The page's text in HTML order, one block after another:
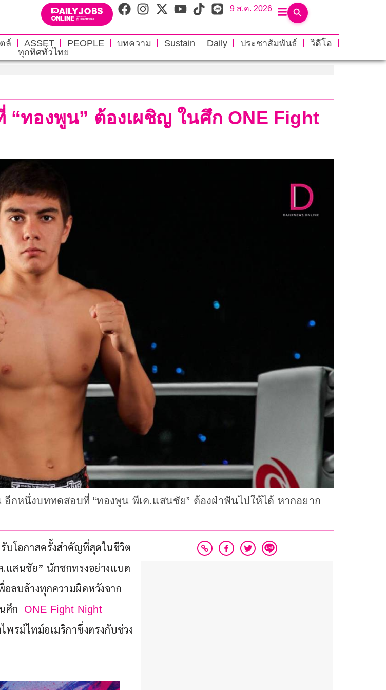
9 ส.ค. 2026
ล์ ASSET PEOPLE บทความ Sustain Daily ประชาสัมพันธ์
วิดีโอ
ทุกทิศทั่วไทย
ทองพูน” ต้องเผชิญ ในศึก ONE Fight
กหนึ่งบททดสอบที่ “ทองพูน พีเค.แสนชัย” ต้องฝ่าฟันไปให้ได้ หากอยาก
โอกาสครั้งสำคัญที่สุดในชีวิต
แสนชัย” นักชกทรงอย่างแบด
ลบล้างทุกความผิดหวังจาก
ศึก
ONE Fight Night
รม์ไทม์อเมริกาซึ่งตรงกับช่วง